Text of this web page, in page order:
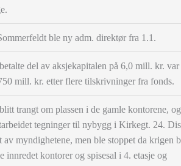
ble ny adm. direktør fra 1.1.
del av aksjekapitalen på 6,0 mill. kr. var
mill. kr. etter flere tilskrivninger fra fonds.
trangt om plassen i de gamle kontorene,
tegninger til nybygg i Kirkegt. 24.
av myndighetene, men ble stoppet da krigen
innredet kontorer og spisesal i 4. etasje og